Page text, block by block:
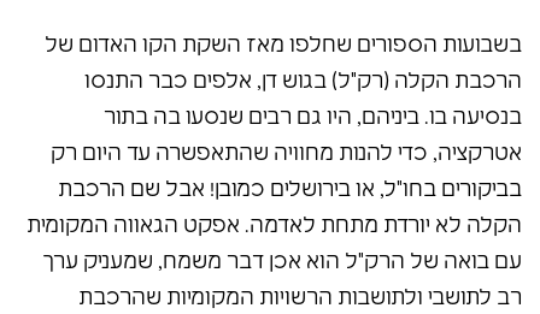
בשבועות הספורים שחלפו מאז השקת הקו האדום של
הרכבת הקלה (רק"ל) בגוש דן, אלפים כבר התנסו
בנסיעה בו. ביניהם, היו גם רבים שנסעו בה בתור
אטרקציה, כדי להנות מחוויה שהתאפשרה עד היום רק
בביקורים בחו"ל, או בירושלים כמובן! אבל שם הרכבת
הקלה לא יורדת מתחת לאדמה. אפקט הגאווה המקומית
עם בואה של הרק"ל הוא אכן דבר משמח, שמעניק ערך
רב לתושבי ולתושבות הרשויות המקומיות שהרכבת